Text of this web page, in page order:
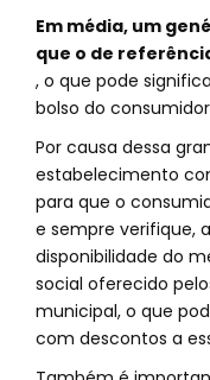
Em média, um
que o de
, o que pode
bolso do
Por causa dessa
estabelecimento
para que o
e sempre verifique,
disponibilidade do
social oferecido
municipal, o que
com descontos a